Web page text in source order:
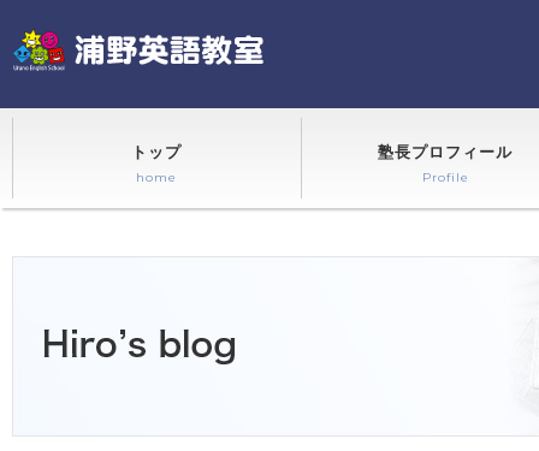
トップ
home
塾長プロフィール
Profile